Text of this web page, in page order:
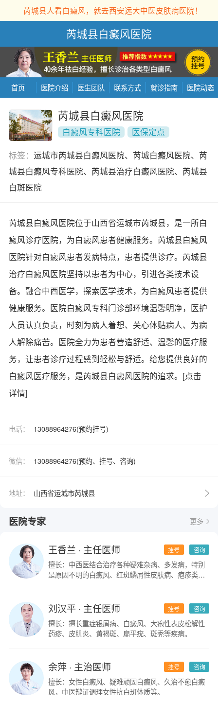
芮城县人看白癜风，就去西安远大中医皮肤病医院！
芮城县白癜风医院
首页 医院介绍 医生团队 联系方式 就诊指南 医院动态
芮城县白癜风医院
白癜风专科医院
医保定点
标签： 运城市芮城县白癜风医院、芮城白癜风医院、芮
城县白癜风专科医院、芮城县治疗白癜风医院、芮城县
白斑医院
芮城县白癜风医院位于山西省运城市芮城县，是一所白
癜风诊疗医院，为白癜风患者健康服务。芮城县白癜风
医院针对白癜风患者发病特点，患者提供诊疗。芮城县
治疗白癜风医院坚持以患者为中心，引进各类技术设
备。融合中西医学，探索医学技术，为白癜风患者提供
健康服务。医院白癜风专科门诊部环境温馨明净，医护
人员认真负责，时刻为病人着想、关心体贴病人、为病
人解除痛苦。医院全力为患者营造舒适、温馨的医疗服
务，让患者诊疗过程感到轻松与舒适。给您提供良好的
白癜风医疗服务，是芮城县白癜风医院的追求。 [点击
详情]
电话： 13088964276(预约挂号)
微信： 13088964276(预约、挂号、咨询)
地址： 山西省运城市芮城县
医院专家 更多
咨询
挂号
王香兰 · 主任医师
擅长：中西医结合治疗各种疑难杂病、多发病，特别
是原因不明的白癜风、红斑鳞屑性皮肤病、疱疹类皮
咨询
挂号
刘汉平· 主任医师
擅长：擅长重症银屑病、白癜风、大疱性表皮松解性
药疹、皮肌炎、黄褐斑、扁平疣、斑秃等疾病。
咨询
挂号
余萍· 主治医师
擅长：女性白癜风、疑难顽固白癜风、久治不愈白癜
风，中医辩证调理女性抗白斑体质等。